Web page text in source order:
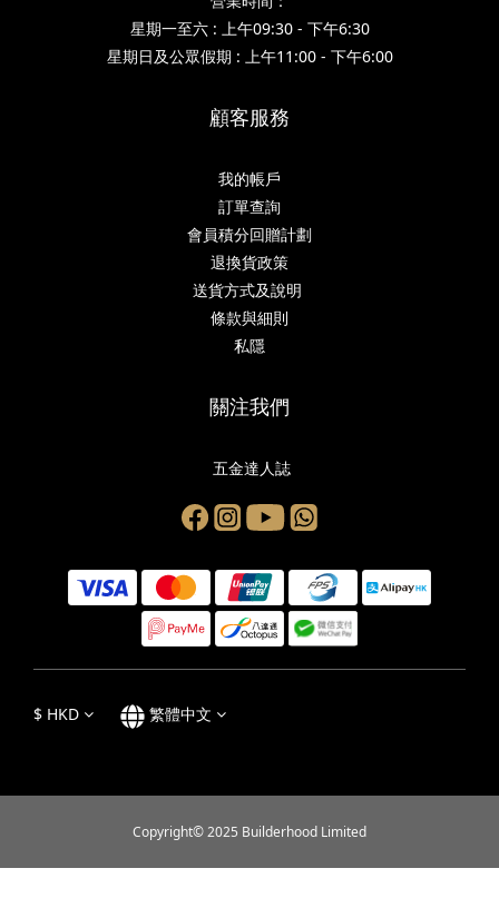
星期一至六 : 上午09:30 - 下午6:30
星期日及公眾假期 : 上午11:00 - 下午6:00
顧客服務
我的帳戶
訂單查詢
會員積分回贈計劃
退換貨政策
送貨方式及說明
條款與細則
私隱
關注我們
五金達人誌
$ HKD 繁體中文
Copyright© 2025 Builderhood Limited